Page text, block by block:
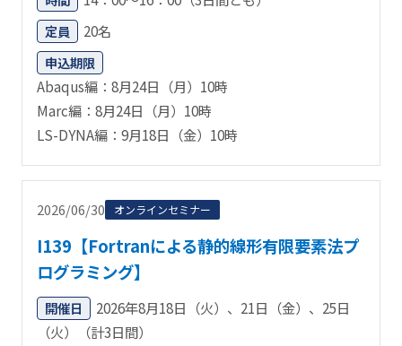
定員 20名
申込期限
Abaqus編：8月24日（月）10時
Marc編：8月24日（月）10時
LS-DYNA編：9月18日（金）10時
2026/06/30 オンラインセミナー
I139【Fortranによる静的線形有限要素法プ
ログラミング】
開催日
2026年8月18日（火）、21日（金）、25日
（火）（計3日間）